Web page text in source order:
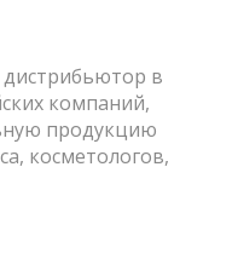
в
компаний,
продукцию
косметологов,